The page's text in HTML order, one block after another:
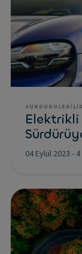
04 Eylül 2023 -